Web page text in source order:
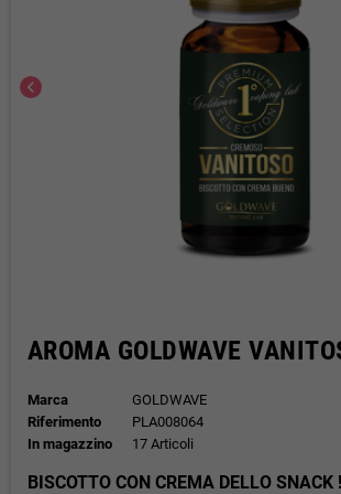
chevron_left
AROMA GOLDWAVE
Marca
GOLDWAVE
Riferimento
PLA008064
In magazzino
17 Articoli
BISCOTTO CON CREMA DELLO SNACK